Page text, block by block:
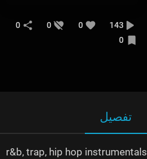
143
0
0
0
0
تفصیل
r&b, trap, hip hop instrumentals